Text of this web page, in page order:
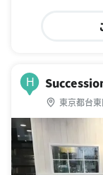
H
東京都台